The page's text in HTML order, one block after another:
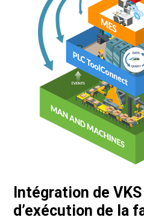
Intégration de
d’exécution de la